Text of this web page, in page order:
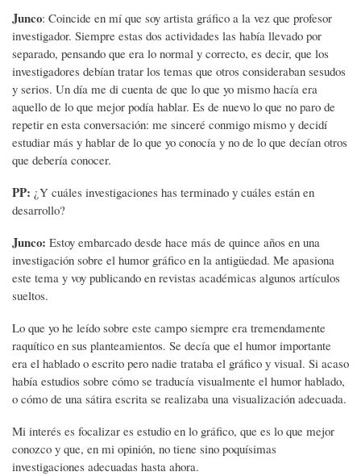
Junco: Coincide en mí que soy artista gráfico a la vez que profesor
investigador. Siempre estas dos actividades las había llevado por
separado, pensando que era lo normal y correcto, es decir, que los
investigadores debían tratar los temas que otros consideraban sesudos
y serios. Un día me di cuenta de que lo que yo mismo hacía era
aquello de lo que mejor podía hablar. Es de nuevo lo que no paro de
repetir en esta conversación: me sinceré conmigo mismo y decidí
estudiar más y hablar de lo que yo conocía y no de lo que decían otros
que debería conocer.
PP: ¿Y cuáles investigaciones has terminado y cuáles están en
desarrollo?
Junco: Estoy embarcado desde hace más de quince años en una
investigación sobre el humor gráfico en la antigüedad. Me apasiona
este tema y voy publicando en revistas académicas algunos artículos
sueltos.
Lo que yo he leído sobre este campo siempre era tremendamente
raquítico en sus planteamientos. Se decía que el humor importante
era el hablado o escrito pero nadie trataba el gráfico y visual. Si acaso
había estudios sobre cómo se traducía visualmente el humor hablado,
o cómo de una sátira escrita se realizaba una visualización adecuada.
Mi interés es focalizar es estudio en lo gráfico, que es lo que mejor
conozco y que, en mi opinión, no tiene sino poquísimas
investigaciones adecuadas hasta ahora.